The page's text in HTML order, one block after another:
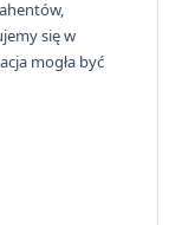
się w
mogła być